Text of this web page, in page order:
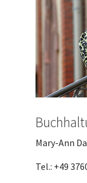
Mary-Ann
Tel.: +49